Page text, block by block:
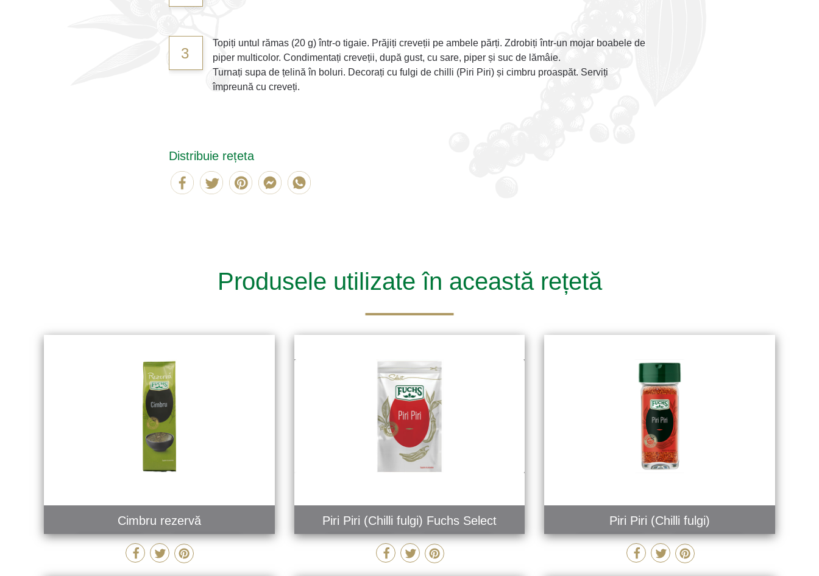
3
Topiți untul rămas (20 g) într-o tigaie. Prăjiți creveții pe ambele părți. Zdrobiți într-un mojar boabele de
piper multicolor. Condimentați creveții, după gust, cu sare, piper și suc de lămâie.
Turnați supa de țelină în boluri. Decorați cu fulgi de chilli (Piri Piri) și cimbru proaspăt. Serviți
împreună cu creveți.
Distribuie rețeta
Produsele utilizate în această rețetă
Cimbru rezervă
MAI MULT COMANDĂ
Piri Piri (Chilli fulgi) Fuchs Select
MAI MULT COMANDĂ
Piri Piri (Chilli fulgi)
MAI MULT COMANDĂ